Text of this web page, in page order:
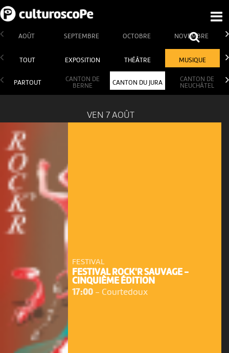
AOÛT SEPTEMBRE OCTOBRE NOVEMBRE
TOUT EXPOSITION THÉÂTRE MUSIQUE
PARTOUT
CANTON DE
BERNE
CANTON DU JURA
CANTON DE
NEUCHÂTEL
VEN 7 AOÛT
FESTIVAL
FESTIVAL ROCK'R SAUVAGE -
CINQUIÈME ÉDITION
17:00- Courtedoux